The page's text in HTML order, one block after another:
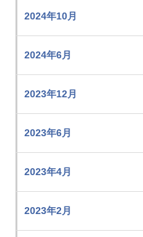
2024年10月
2024年6月
2023年12月
2023年6月
2023年4月
2023年2月